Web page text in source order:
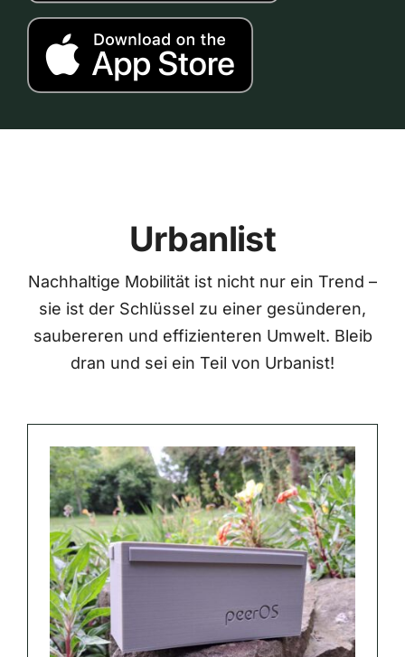
Urbanlist
Nachhaltige Mobilität ist nicht nur ein Trend –
sie ist der Schlüssel zu einer gesünderen,
saubereren und effizienteren Umwelt. Bleib
dran und sei ein Teil von Urbanist!